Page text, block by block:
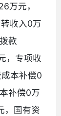
万元，
收入0万
款
，专项收
本补偿0
补偿0万
，国有资